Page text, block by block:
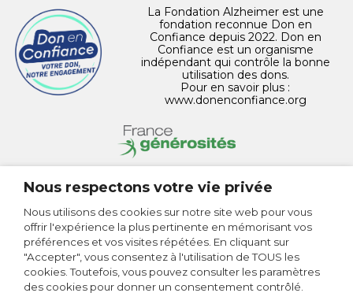
La Fondation Alzheimer est une
fondation reconnue Don en
Confiance depuis 2022. Don en
Confiance est un organisme
indépendant qui contrôle la bonne
utilisation des dons.
Pour en savoir plus :
www.donenconfiance.org
MENTIONS LÉGALES
POLITIQUE DE CONFIDENTIALITÉ
Nous respectons votre vie privée
Nous utilisons des cookies sur notre site web pour vous
offrir l'expérience la plus pertinente en mémorisant vos
préférences et vos visites répétées. En cliquant sur
"Accepter", vous consentez à l'utilisation de TOUS les
cookies. Toutefois, vous pouvez consulter les paramètres
des cookies pour donner un consentement contrôlé.